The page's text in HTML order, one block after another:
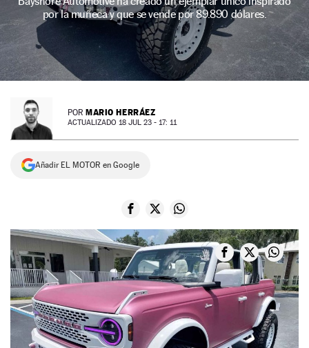
NEWSLETTER
SÍGUENOS
por la muñeca y que se vende por 89.890 dólares.
POR MARIO HERRÁEZ
ACTUALIZADO 18 JUL 23 - 17: 11
Añadir EL MOTOR en Google